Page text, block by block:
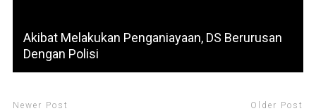
Akibat Melakukan Penganiayaan, DS Berurusan
Dengan Polisi
Newer Post Older Post